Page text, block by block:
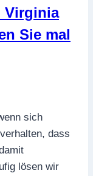
Virginia
Sie mal
sich
dass
lösen wir